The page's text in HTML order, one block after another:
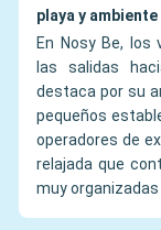
playa y
En Nosy Be, los
las salidas
destaca por su
pequeños
operadores de
relajada que
muy organizadas